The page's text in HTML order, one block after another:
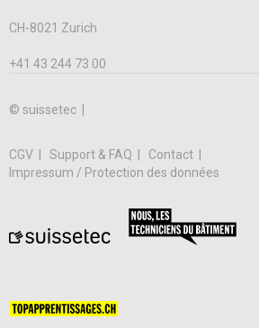
CH-8021 Zurich
+41 43 244 73 00
© suissetec |
CGV Support & FAQ
Contact
Impressum / Protection des données